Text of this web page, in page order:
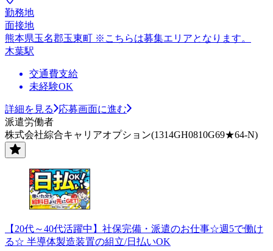
勤務地
面接地
熊本県玉名郡玉東町 ※こちらは募集エリアとなります。
木葉駅
交通費支給
未経験OK
詳細を見る
応募画面に進む
派遣労働者
株式会社綜合キャリアオプション(1314GH0810G69★64-N)
【20代～40代活躍中】社保完備・派遣のお仕事☆週5で働け
る☆ 半導体製造装置の組立/日払いOK